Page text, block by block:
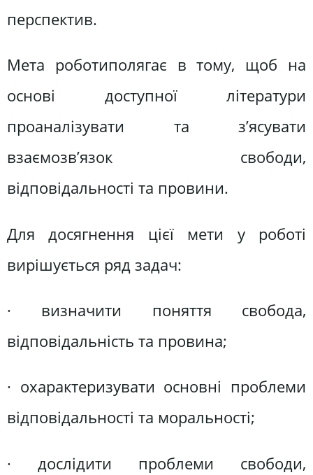
перспектив.
Мета роботиполягає в тому, щоб на
основі доступної літератури
проаналізувати та з’ясувати
взаємозв’язок свободи,
відповідальності та провини.
Для досягнення цієї мети у роботі
вирішується ряд задач:
· визначити поняття свобода,
відповідальність та провина;
· охарактеризувати основні проблеми
відповідальності та моральності;
· дослідити проблеми свободи,